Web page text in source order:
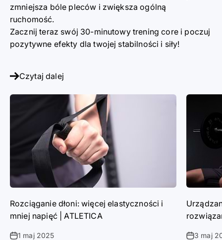
zmniejsza bóle pleców i zwiększa ogólną
ruchomość.
Zacznij teraz swój 30-minutowy trening core i poczuj
pozytywne efekty dla twojej stabilności i siły!
Czytaj dalej
Rozciąganie dłoni: więcej elastyczności i
mniej napięć | ATLETICA
1 maj 2025 3 maj